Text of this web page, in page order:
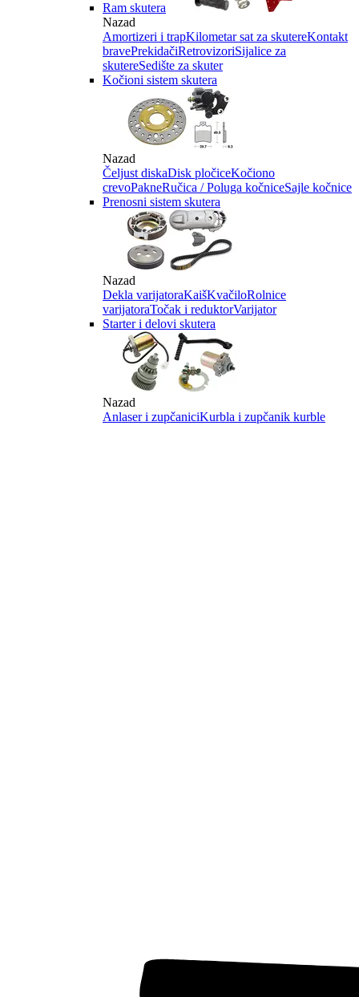
Ram skutera
Nazad
Amortizeri i trapKilometar sat za skutereKontakt
bravePrekidačiRetrovizoriSijalice za
skutereSedište za skuter
Kočioni sistem skutera
Nazad
Čeljust diskaDisk pločiceKočiono
crevoPakneRučica / Poluga kočniceSajle kočnice
Prenosni sistem skutera
Nazad
Dekla varijatoraKaišKvačiloRolnice
varijatoraTočak i reduktorVarijator
Starter i delovi skutera
Nazad
Anlaser i zupčaniciKurbla i zupčanik kurble